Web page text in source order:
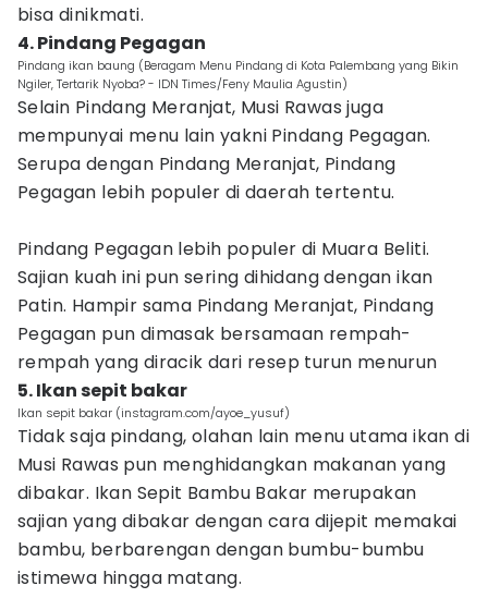
bisa dinikmati.
4. Pindang Pegagan
Pindang ikan baung (Beragam Menu Pindang di Kota Palembang yang Bikin
Ngiler, Tertarik Nyoba? - IDN Times/Feny Maulia Agustin)
Selain Pindang Meranjat, Musi Rawas juga
mempunyai menu lain yakni Pindang Pegagan.
Serupa dengan Pindang Meranjat, Pindang
Pegagan lebih populer di daerah tertentu.
Pindang Pegagan lebih populer di Muara Beliti.
Sajian kuah ini pun sering dihidang dengan ikan
Patin. Hampir sama Pindang Meranjat, Pindang
Pegagan pun dimasak bersamaan rempah-
rempah yang diracik dari resep turun menurun
5. Ikan sepit bakar
Ikan sepit bakar (instagram.com/ayoe_yusuf)
Tidak saja pindang, olahan lain menu utama ikan di
Musi Rawas pun menghidangkan makanan yang
dibakar. Ikan Sepit Bambu Bakar merupakan
sajian yang dibakar dengan cara dijepit memakai
bambu, berbarengan dengan bumbu-bumbu
istimewa hingga matang.